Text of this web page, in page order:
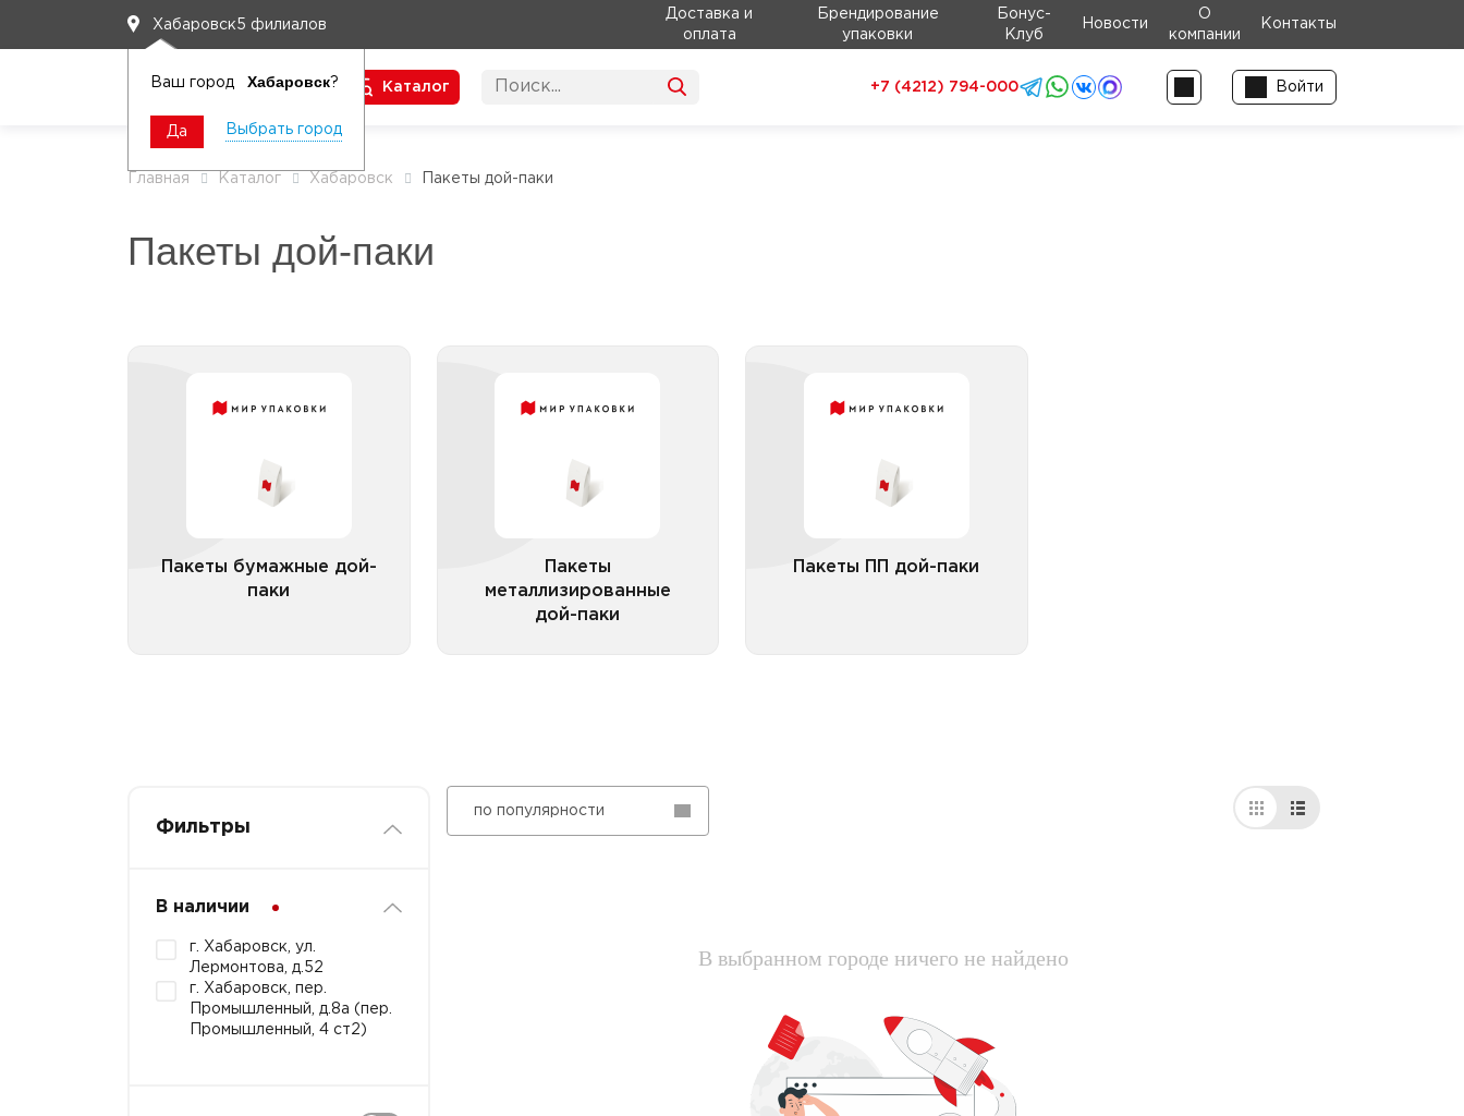
Хабаровск5 филиалов
Ваш город Хабаровск?
Да Выбрать город
Доставка и
оплата
Брендирование
упаковки
Бонус-
Клуб
Новости
О
компании
Контакты
Каталог +7 (4212) 794-000 Войти
Главная Каталог Хабаровск Пакеты дой-паки
Пакеты дой-паки
Пакеты бумажные дой-
паки
Пакеты бумажные дой-паки
Пакеты
металлизированные
дой-паки
металлизированные
Пакеты металлизированные
дой-паки без окна
Все категории
Пакеты ПП дой-паки
Пакеты ПП дой-паки
некомбинированные
Пакеты ПП дой-паки
Фильтры
В наличии
г. Хабаровск, ул.
Лермонтова, д.52
г. Хабаровск, пер.
Промышленный, д.8а (пер.
Промышленный, 4 ст2)
по популярности
В выбранном городе ничего не найдено